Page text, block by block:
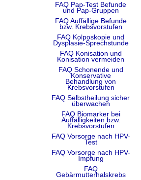
FAQ Pap-Test Befunde
und Pap-Gruppen
FAQ Auffällige Befunde
bzw. Krebsvorstufen
FAQ Kolposkopie und
Dysplasie-Sprechstunde
FAQ Konisation und
Konisation vermeiden
FAQ Schonende und
Konservative
Behandlung von
Krebsvorstufen
FAQ Selbstheilung sicher
überwachen
FAQ Biomarker bei
Auffälligkeiten bzw.
Krebsvorstufen
FAQ Vorsorge nach HPV-
Test
FAQ Vorsorge nach HPV-
Impfung
FAQ
Gebärmutterhalskrebs